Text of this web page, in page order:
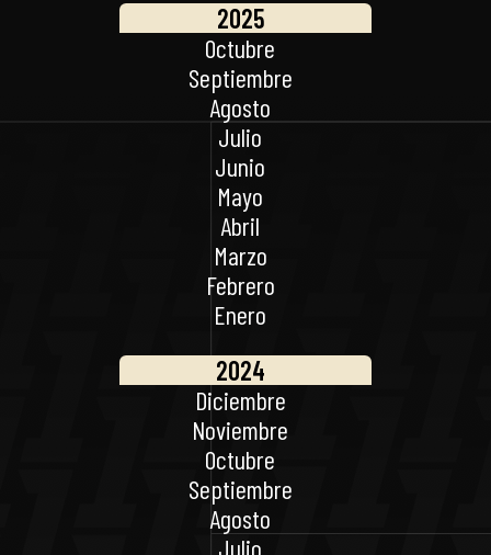
2025
Octubre
Septiembre
Agosto
Julio
Junio
Mayo
Abril
Marzo
Febrero
Enero
2024
Diciembre
Noviembre
Octubre
Septiembre
Agosto
Julio